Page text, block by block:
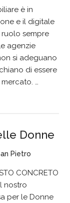
è in
e il digitale
sempre
agenzie
si adeguano
di essere
…
Donne
Pietro
CONCRETO
nostro
per le Donne